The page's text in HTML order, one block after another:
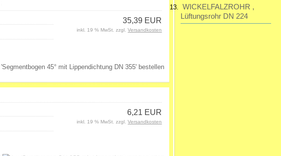
35,39 EUR
inkl. 19 % MwSt. zzgl.Versandkosten
6,21 EUR
inkl. 19 % MwSt. zzgl.Versandkosten
WICKELFALZROHR ,
Lüftungsrohr DN 224